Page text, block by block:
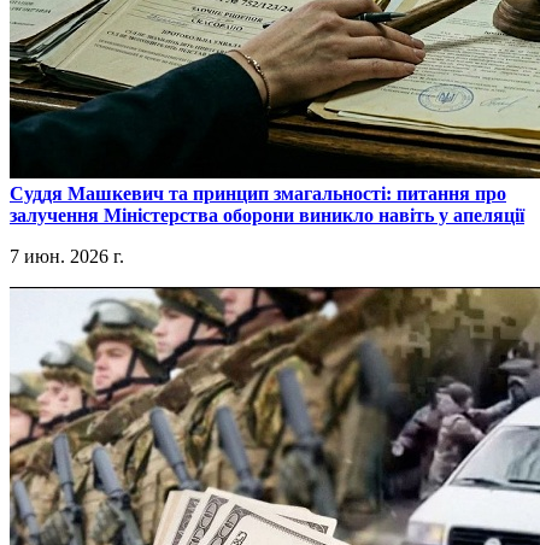
​Суддя Машкевич та принцип змагальності: питання про
залучення Міністерства оборони виникло навіть у апеляції
7 июн. 2026 г.